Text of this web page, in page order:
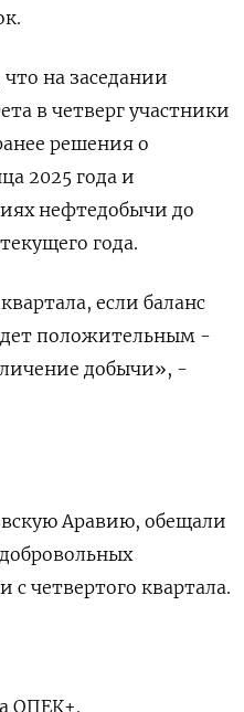
на заседании
в четверг участники
решения о
2025 года и
нефтедобычи до
года.
если баланс
положительным -
добычи», -
Аравию, обещали
четвертого квартала.
ОПЕК+.